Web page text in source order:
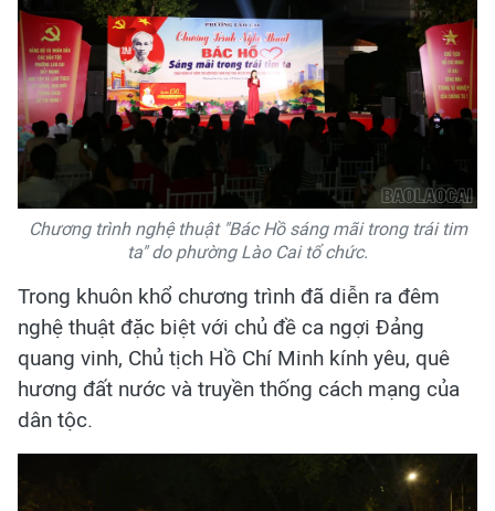
Chương trình nghệ thuật "Bác Hồ sáng mãi trong trái tim
ta" do phường Lào Cai tổ chức.
Trong khuôn khổ chương trình đã diễn ra đêm
nghệ thuật đặc biệt với chủ đề ca ngợi Đảng
quang vinh, Chủ tịch Hồ Chí Minh kính yêu, quê
hương đất nước và truyền thống cách mạng của
dân tộc.